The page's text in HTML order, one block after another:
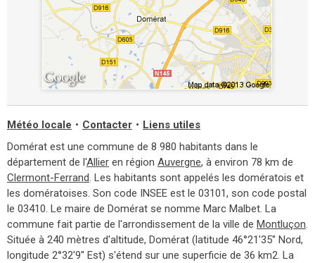
Météo locale • Contacter • Liens utiles
Domérat est une commune de 8 980 habitants dans le
département de l'Allier en région Auvergne, à environ 78 km de
Clermont-Ferrand. Les habitants sont appelés les domératois et
les domératoises. Son code INSEE est le 03101, son code postal
le 03410. Le maire de Domérat se nomme Marc Malbet. La
commune fait partie de l'arrondissement de la ville de Montluçon.
Située à 240 mètres d'altitude, Domérat (latitude 46°21'35'' Nord,
longitude 2°32'9'' Est) s'étend sur une superficie de 36 km2. La